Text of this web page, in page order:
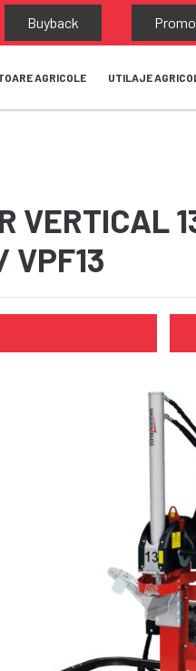
Buyback
AGRICOLE UTILAJE
VERTICAL
VPF13